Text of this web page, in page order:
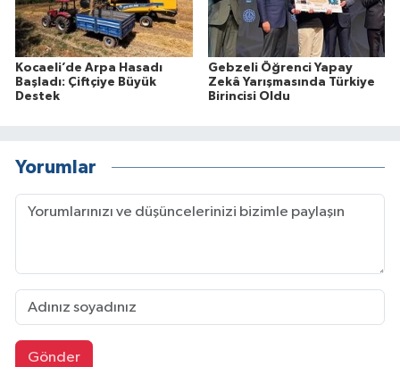
Kocaeli’de Arpa Hasadı
Başladı: Çiftçiye Büyük
Destek
Gebzeli Öğrenci Yapay
Zekâ Yarışmasında Türkiye
Birincisi Oldu
Yorumlar
Gönder